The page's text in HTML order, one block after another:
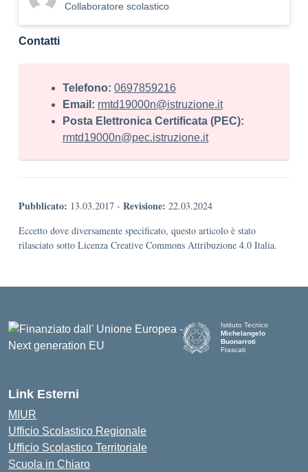
Collaboratore scolastico
Contatti
Telefono: 0697859216
Email: rmtd19000n@istruzione.it
Posta Elettronica Certificata (PEC):
rmtd19000n@pec.istruzione.it
Pubblicato: 13.03.2017 - Revisione: 22.03.2024
Eccetto dove diversamente specificato, questo articolo è stato
rilasciato sotto Licenza Creative Commons Attribuzione 4.0 Italia.
Istituto Tecnico
Michelangelo
Buonarroti
Frascati
Link Esterni
MIUR
Ufficio Scolastico Regionale
Ufficio Scolastico Territoriale
Scuola in Chiaro